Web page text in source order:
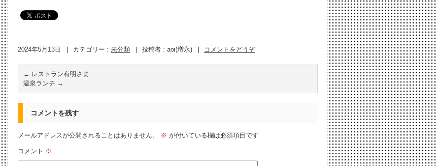
2024年5月13日 カテゴリー : 未分類 投稿者 : aoi(増永) コメントをどうぞ
← レストラン有明さま
温泉ランチ →
コメントを残す
メールアドレスが公開されることはありません。 ※ が付いている欄は必須項目です
コメント ※